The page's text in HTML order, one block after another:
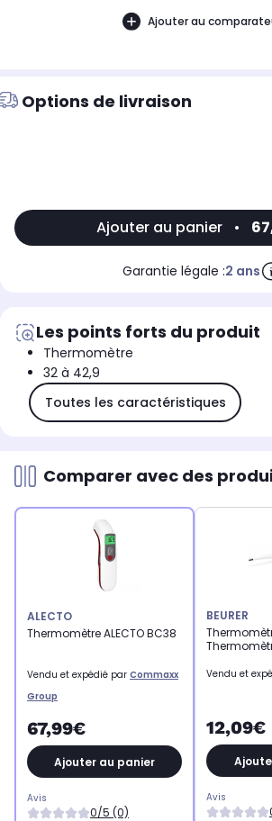
Ajouter au
Options de livraison
Ajouter au panier •
Garantie légale :2 ans
Les points forts du produit
Thermomètre
32 à 42,9
Toutes les caractéristiques
Comparer avec des
ALECTO
Thermomètre ALECTO BC38
Vendu et expédié par Commaxx
Group
67,99€
Ajouter au panier
Avis
0/5 (0)
BEURER
Vendu et
12,09€
Avis